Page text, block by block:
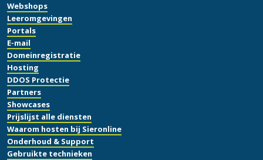
Webshops
Leeromgevingen
Portals
E-mail
Domeinregistratie
Hosting
DDOS Protectie
Partners
Showcases
Prijslijst alle diensten
Waarom hosten bij Sieronline
Onderhoud & Support
Gebruikte technieken